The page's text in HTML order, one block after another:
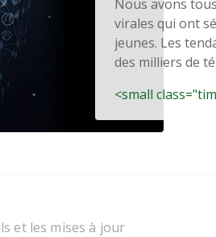
Nous avons
virales qui ont
jeunes. Les
des milliers de
<small
et les mises à jour